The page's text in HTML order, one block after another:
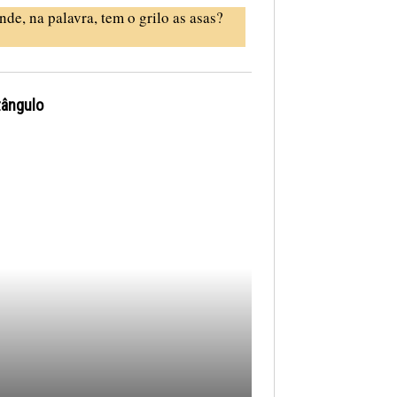
na palavra, tem o grilo as asas?